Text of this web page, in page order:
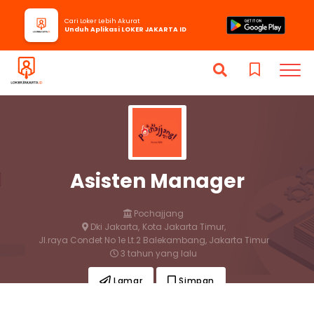
Asisten Manager
Pochajjang
Dki Jakarta, Kota Jakarta Timur,
Jl.raya Condet No 1e Lt.2 Balekambang, Jakarta Timur
3 tahun yang lalu
Lamar Simpan
Cari Loker Lebih Akurat
Unduh Aplikasi LOKER JAKARTA ID